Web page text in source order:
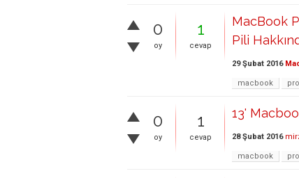
0
oy
1
cevap
MacBook
Pili
29 Şubat 2016
macbook pro
0
oy
1
cevap
13'
28 Şubat 2016
macbook pro